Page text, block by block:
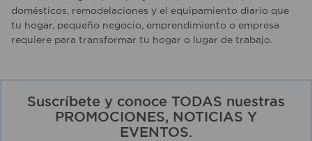
domésticos, remodelaciones y el equipamiento diario que
tu hogar, pequeño negocio, emprendimiento o empresa
requiere para transformar tu hogar o lugar de trabajo.
Suscríbete y conoce TODAS nuestras
PROMOCIONES, NOTICIAS Y
EVENTOS.